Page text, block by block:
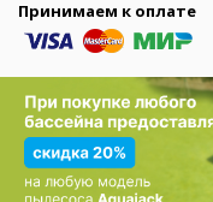
Принимаем к оплате